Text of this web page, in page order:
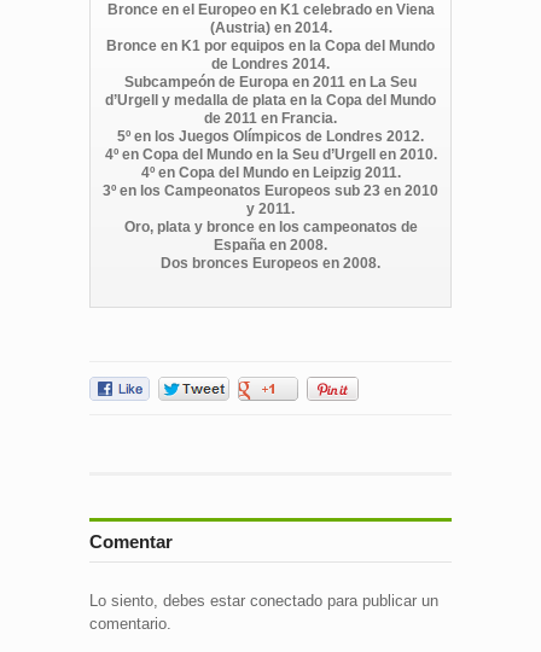
Bronce en el Europeo en K1 celebrado en Viena
(Austria) en 2014.
Bronce en K1 por equipos en la Copa del Mundo
de Londres 2014.
Subcampeón de Europa en 2011 en La Seu
d’Urgell y medalla de plata en la Copa del Mundo
de 2011 en Francia.
5º en los Juegos Olímpicos de Londres 2012.
4º en Copa del Mundo en la Seu d’Urgell en 2010.
4º en Copa del Mundo en Leipzig 2011.
3º en los Campeonatos Europeos sub 23 en 2010
y 2011.
Oro, plata y bronce en los campeonatos de
España en 2008.
Dos bronces Europeos en 2008.
Comentar
Lo siento, debes estar conectado para publicar un
comentario.